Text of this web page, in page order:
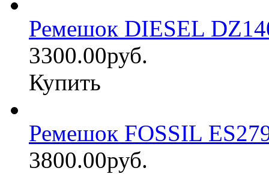
Ремешок DIESEL
3300.00руб.
Купить
Ремешок FOSSIL
3800.00руб.